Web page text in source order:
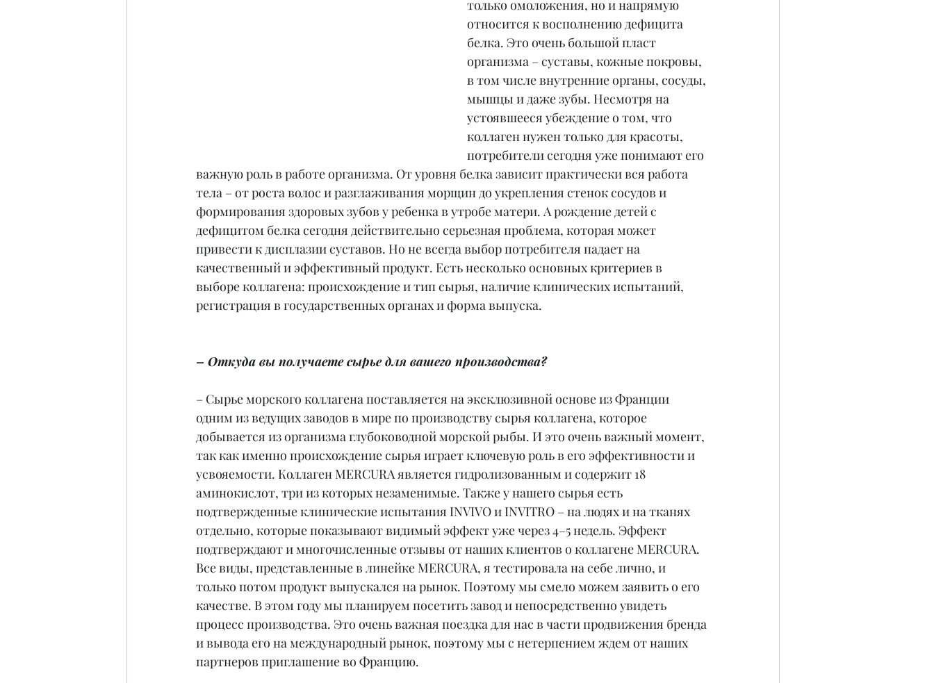
только омоложения, но и напрямую
относится к восполнению дефицита
белка. Это очень большой пласт
организма – суставы, кожные покровы,
в том числе внутренние органы, сосуды,
мышцы и даже зубы. Несмотря на
устоявшееся убеждение о том, что
коллаген нужен только для красоты,
потребители сегодня уже понимают его
важную роль в работе организма. От уровня белка зависит практически вся работа
тела – от роста волос и разглаживания морщин до укрепления стенок сосудов и
формирования здоровых зубов у ребенка в утробе матери. А рождение детей с
дефицитом белка сегодня действительно серьезная проблема, которая может
привести к дисплазии суставов. Но не всегда выбор потребителя падает на
качественный и эффективный продукт. Есть несколько основных критериев в
выборе коллагена: происхождение и тип сырья, наличие клинических испытаний,
регистрация в государственных органах и форма выпуска.
– Откуда вы получаете сырье для вашего производства?
– Сырье морского коллагена поставляется на эксклюзивной основе из Франции
одним из ведущих заводов в мире по производству сырья коллагена, которое
добывается из организма глубоководной морской рыбы. И это очень важный момент,
так как именно происхождение сырья играет ключевую роль в его эффективности и
усвояемости. Коллаген MERCURA является гидролизованным и содержит 18
аминокислот, три из которых незаменимые. Также у нашего сырья есть
подтвержденные клинические испытания INVIVO и INVITRO – на людях и на тканях
отдельно, которые показывают видимый эффект уже через 4–5 недель. Эффект
подтверждают и многочисленные отзывы от наших клиентов о коллагене MERCURA.
Все виды, представленные в линейке MERCURA, я тестировала на себе лично, и
только потом продукт выпускался на рынок. Поэтому мы смело можем заявить о его
качестве. В этом году мы планируем посетить завод и непосредственно увидеть
процесс производства. Это очень важная поездка для нас в части продвижения бренда
и вывода его на международный рынок, поэтому мы с нетерпением ждем от наших
партнеров приглашение во Францию.